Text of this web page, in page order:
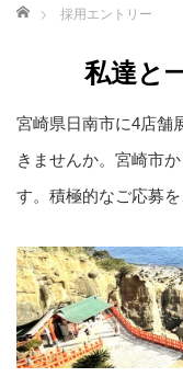
ホーム 採用エントリー
私達と
宮崎県日南市に4店舗
きませんか。宮崎市
す。積極的なご応募を